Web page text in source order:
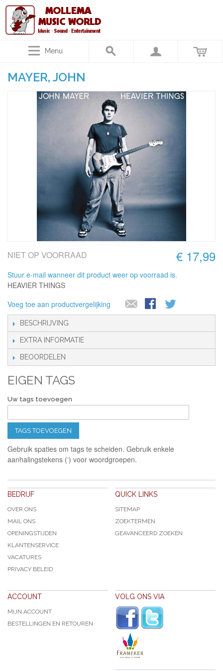
Menu
MAYER, JOHN
€ 17,99
NIET OP VOORRAAD
Stuur e-mail wanneer dit product weer op voorraad is.
HEAVIER THINGS
Voeg toe aan productvergelijking
BESCHRIJVING
EXTRA INFORMATIE
BEOORDELEN
EIGEN TAGS
Uw tags toevoegen
TAGS TOEVOEGEN
Gebruik spaties om tags te scheiden. Gebruik enkele
aanhalingstekens (‘) voor woordgroepen.
BEDRIJF
OVER ONS
MAIL ONS
OPENINGSTIJDEN
KLANTENSERVICE
VACATURES
PRIVACY BELEID
QUICK LINKS
SITEMAP
ZOEKTERMEN
GEAVANCEERD ZOEKEN
ACCOUNT
MIJN ACCOUNT
BESTELLINGEN EN RETOUREN
VOLG ONS VIA